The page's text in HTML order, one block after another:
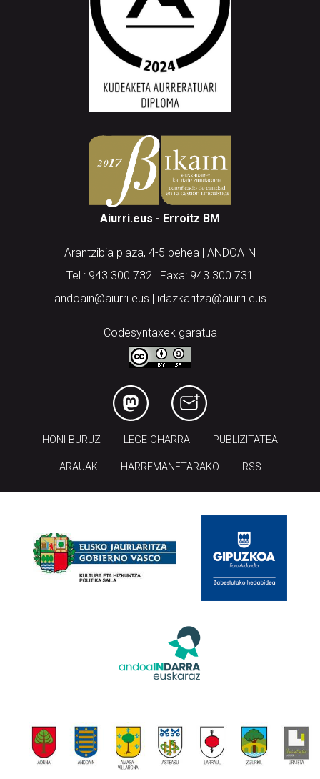
Aiurri.eus - Erroitz BM
Arantzibia plaza, 4-5 behea | ANDOAIN
Tel.: 943 300 732 | Faxa: 943 300 731
andoain@aiurri.eus | idazkaritza@aiurri.eus
Codesyntaxek garatua
HONI BURUZ LEGE OHARRA PUBLIZITATEA
ARAUAK HARREMANETARAKO RSS